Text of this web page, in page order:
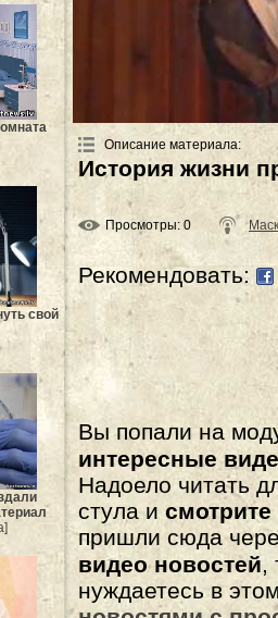
свой
Описание материала:
История жизни
Просмотры: 0
Рекомендовать:
Вы попали на
интересные
Надоело читать
стула и
пришли сюда
видео новостей,
нуждаетесь в